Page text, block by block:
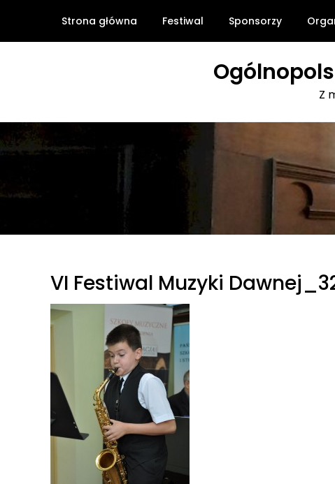
content
Strona główna Festiwal Sponsorzy
Z
VI Festiwal Muzyki